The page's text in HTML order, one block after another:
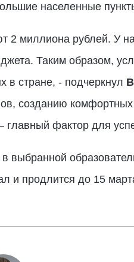
населенные
миллиона рублей. У
Таким образом,
в стране, - подчеркнул
созданию
главный фактор для
выбранной
и продлится до 15